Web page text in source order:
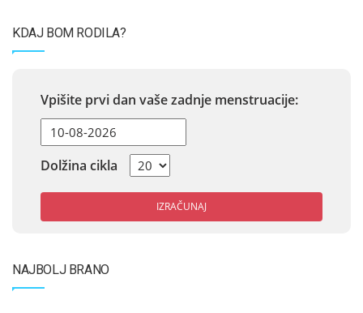
KDAJ BOM RODILA?
Vpišite prvi dan vaše zadnje menstruacije:
Dolžina cikla
IZRAČUNAJ
NAJBOLJ BRANO